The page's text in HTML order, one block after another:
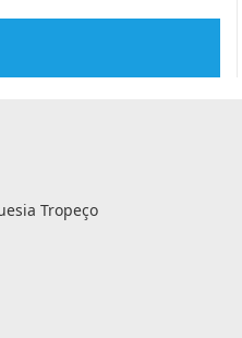
Tropeço